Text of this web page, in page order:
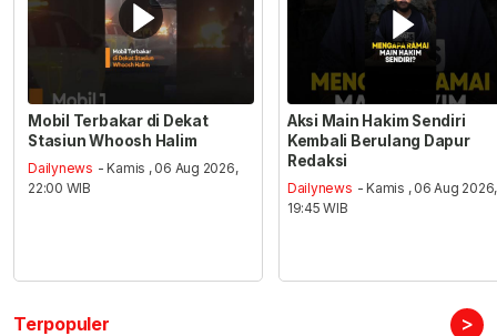
Mobil Terbakar di Dekat
Stasiun Whoosh Halim
Dailynews - Kamis , 06 Aug 2026,
22:00 WIB
Aksi Main Hakim Sendiri
Kembali Berulang Dapur
Redaksi
Dailynews - Kamis , 06 Aug 2026,
19:45 WIB
Terpopuler >